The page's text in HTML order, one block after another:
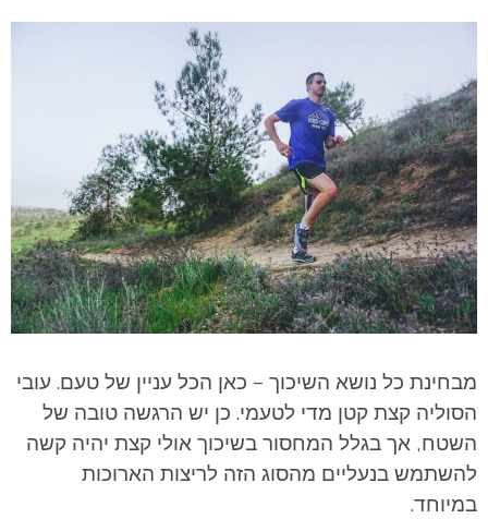
מבחינת כל נושא השיכוך – כאן הכל עניין של טעם. עובי
הסוליה קצת קטן מדי לטעמי. כן יש הרגשה טובה של
השטח, אך בגלל המחסור בשיכוך אולי קצת יהיה קשה
להשתמש בנעליים מהסוג הזה לריצות הארוכות
במיוחד.